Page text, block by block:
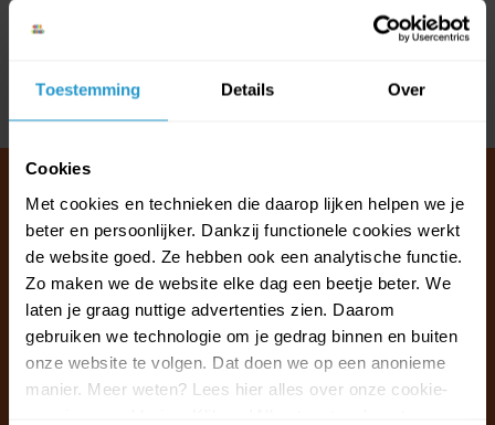
Toestemming Details Over
Cookies
Met cookies en technieken die daarop lijken helpen we je
beter en persoonlijker. Dankzij functionele cookies werkt
de website goed. Ze hebben ook een analytische functie.
Zo maken we de website elke dag een beetje beter. We
laten je graag nuttige advertenties zien. Daarom
gebruiken we technologie om je gedrag binnen en buiten
onze website te volgen. Dat doen we op een anonieme
manier. Meer weten? Lees hier alles over onze cookie-
Reviews
Klantenservice & FAQ
Wij staan voor u klaar.
Ma t/m vr van 09:30 - 16:00 telefonisch
+31 (0)13 785 62 41